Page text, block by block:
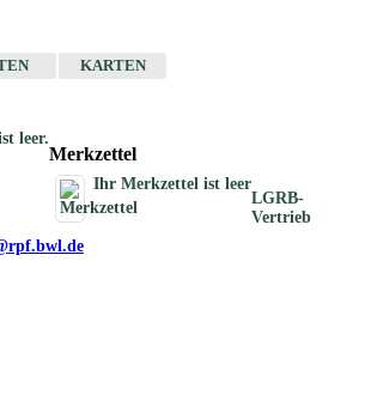
KARTEN
leer.
Merkzettel
Ihr Merkzettel ist leer
LGRB-
Vertrieb